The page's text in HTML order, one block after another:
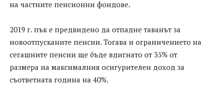
на частните пенсионни фондове.
2019 г. пък е предвидено да отпадне таванът за
новоотпусканите пенсии. Тогава и ограничението на
сегашните пенсии ще бъде вдигнато от 35% от
размера на максималния осигурителен доход за
съответната година на 40%.